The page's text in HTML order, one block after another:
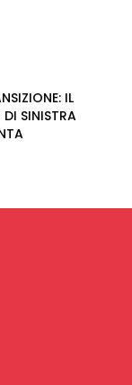
IL
SINISTRA